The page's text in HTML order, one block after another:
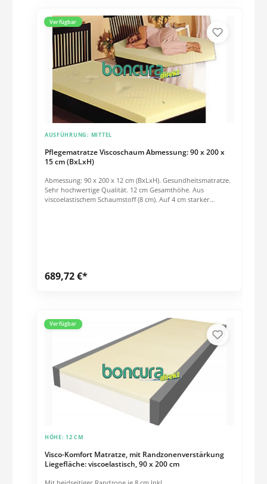
Verfügbar
Pflegematratze Viscoschaum Abmessung: 90 x 200 x
15 cm (BxLxH)
AUSFÜHRUNG: MITTEL
Abmessung: 90 x 200 x 12 cm (BxLxH). Gesundheitsmatratze.
Sehr hochwertige Qualität. 12 cm Gesamthöhe. Aus
viscoelastischem Schaumstoff (8 cm). Auf 4 cm starker
Schultern, Hüften und Fersen können tiefer in die Matratze
Bezug: Standardmäßig mit antiallergischem und
689,72 €*
Verfügbar
Visco-Komfort Matratze, mit Randzonenverstärkung
Liegefläche: viscoelastisch, 90 x 200 cm
HÖHE:12 CM